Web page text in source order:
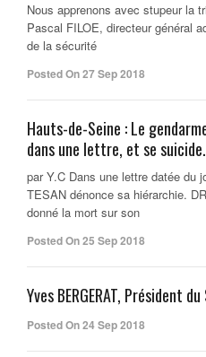
Nous apprenons avec stupeur la
Pascal FILOE, directeur général
de la sécurité
Posted On 27 Sep 2018
Hauts-de-Seine : Le
dans une lettre, et se suicide.
par Y.C Dans une lettre datée du
TESAN dénonce sa hiérarchie.
donné la mort sur son
Posted On 25 Sep 2018
Yves BERGERAT, Président
Posted On 24 Sep 2018